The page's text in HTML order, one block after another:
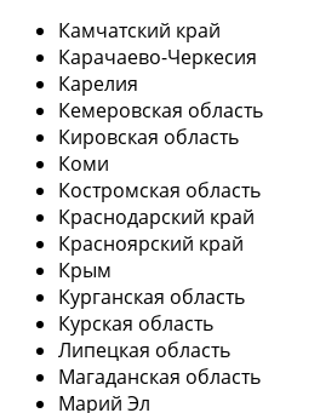
Камчатский край
Карачаево-Черкесия
Карелия
Кемеровская область
Кировская область
Коми
Костромская область
Краснодарский край
Красноярский край
Крым
Курганская область
Курская область
Липецкая область
Магаданская область
Марий Эл